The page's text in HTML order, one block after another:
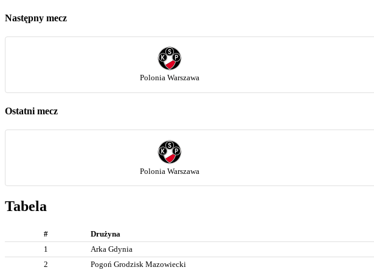
Następny mecz
Polonia Warszawa
Ostatni mecz
Polonia Warszawa
Tabela
# Drużyna
1
Arka Gdynia
2
Pogoń Grodzisk Mazowiecki